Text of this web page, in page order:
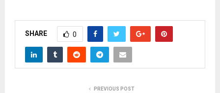
SHARE 0
PREVIOUS POST